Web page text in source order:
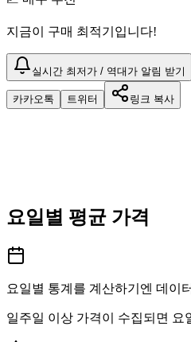
지금이 구매 최적기입니다!
실시간 최저가 / 역대가 알림 받기
카카오톡 트위터 링크 복사
요일별 평균 가격
요일별 통계를 계산하기엔 데이
일주일 이상 가격이 수집되면